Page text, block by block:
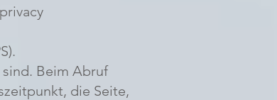
Beim Abruf
die Seite,